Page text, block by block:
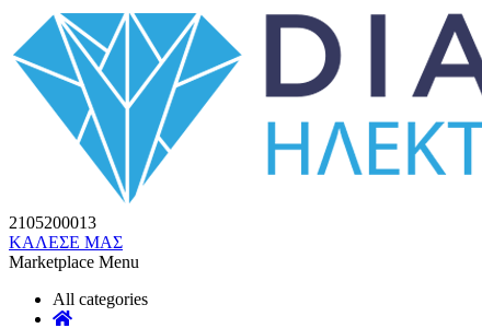
2105200013
ΚΑΛΕΣΕ ΜΑΣ
Marketplace Menu
All categories